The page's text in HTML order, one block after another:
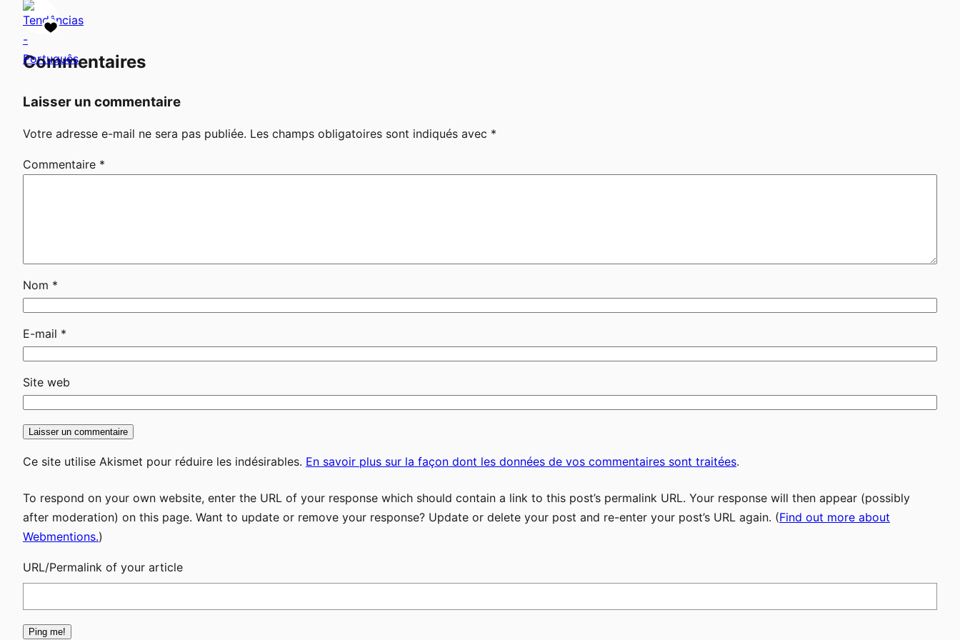
Commentaires
Laisser un commentaire
Votre adresse e-mail ne sera pas publiée. Les champs obligatoires sont indiqués avec *
Commentaire *
Nom *
E-mail *
Site web
Ce site utilise Akismet pour réduire les indésirables. En savoir plus sur la façon dont les données de vos commentaires sont traitées.
To respond on your own website, enter the URL of your response which should contain a link to this post’s permalink URL. Your response will then appear (possibly
after moderation) on this page. Want to update or remove your response? Update or delete your post and re-enter your post’s URL again. (Find out more about
Webmentions.)
URL/Permalink of your article